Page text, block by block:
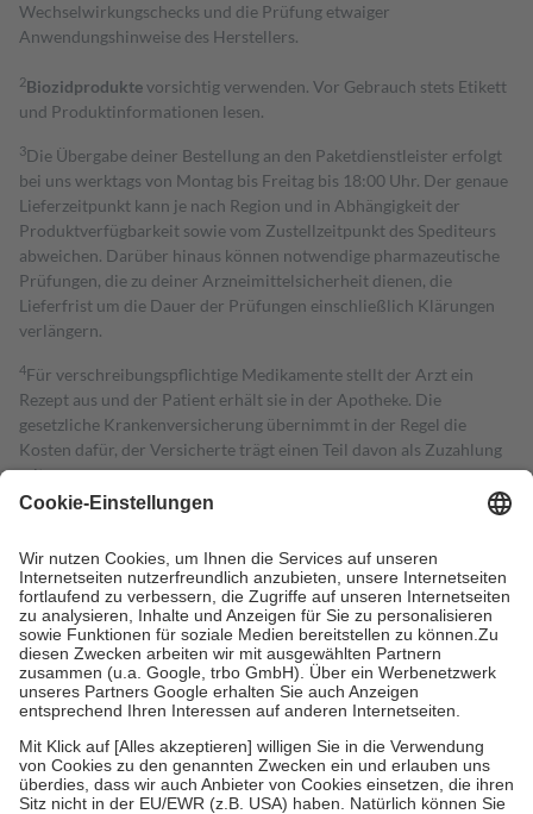
Wechselwirkungschecks und die Prüfung etwaiger
Anwendungshinweise des Herstellers.
2Biozidproduktevorsichtig verwenden. Vor Gebrauch stets Etikett
und Produktinformationen lesen.
3Die Übergabe deiner Bestellung an den Paketdienstleister erfolgt
bei uns werktags von Montag bis Freitag bis 18:00 Uhr. Der genaue
Lieferzeitpunkt kann je nach Region und in Abhängigkeit der
Produktverfügbarkeit sowie vom Zustellzeitpunkt des Spediteurs
abweichen. Darüber hinaus können notwendige pharmazeutische
Prüfungen, die zu deiner Arzneimittelsicherheit dienen, die
Lieferfrist um die Dauer der Prüfungen einschließlich Klärungen
verlängern.
4Für verschreibungspflichtige Medikamente stellt der Arzt ein
Rezept aus und der Patient erhält sie in der Apotheke. Die
gesetzliche Krankenversicherung übernimmt in der Regel die
Kosten dafür, der Versicherte trägt einen Teil davon als Zuzahlung
mit.
Grundsätzlich leisten Mitglieder Zuzahlungen in Höhe von zehn
höchstens zehn Euro.
Es sind jedoch nie mehr als die tatsächlichen
Kosten der Leistung zu entrichten.
Diese Regeln gelten grundsätzlich auch für Online-Apotheken.
Bei Heilmitteln und häuslicher Krankenpflege beträgt die
Zuzahlung zehn Prozent der Kosten sowie zehn Euro je
Verordnung.
Um das Engagement der Versicherten für ihre eigene Gesundheit zu
stärken und die besondere Stellung der Familie zu unterstützen,
fallenkeine Zuzahlungenan bei:
• Kindern und Jugendlichen bis zum vollendeten 18. Lebensjahr
mit Ausnahme der Fahrkosten